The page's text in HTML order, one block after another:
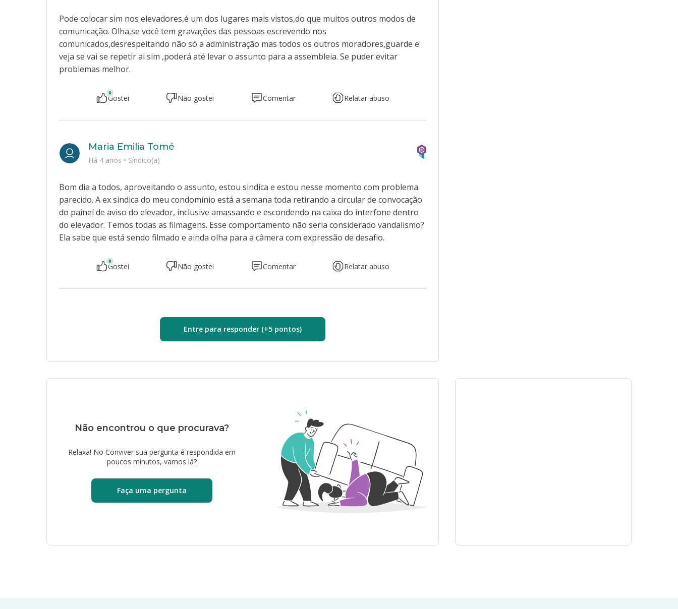
Pode colocar sim nos elevadores,é um dos lugares mais vistos,do que muitos outros modos de
comunicação. Olha,se você tem gravações das pessoas escrevendo nos
comunicados,desrespeitando não só a administração mas todos os outros moradores,guarde e
veja se vai se repetir ai sim ,poderá até levar o assunto para a assembleia. Se puder evitar
problemas melhor.
0
Gostei Não gostei Comentar Relatar abuso
Bom dia a todos, aproveitando o assunto, estou sindica e estou nesse momento com problema
parecido. A ex sindica do meu condomínio está a semana toda retirando a circular de convocação
do painel de aviso do elevador, inclusive amassando e escondendo na caixa do interfone dentro
do elevador. Temos todas as filmagens. Esse comportamento não seria considerado vandalismo?
Ela sabe que está sendo filmado e ainda olha para a câmera com expressão de desafio.
Maria Emilia Tomé
Há 4 anos • Síndico(a)
0
Gostei Não gostei Comentar Relatar abuso
Entre para responder (+5 pontos)
Não encontrou o que procurava?
Relaxa! No Conviver sua pergunta é respondida em
poucos minutos, vamos lá?
Faça uma pergunta